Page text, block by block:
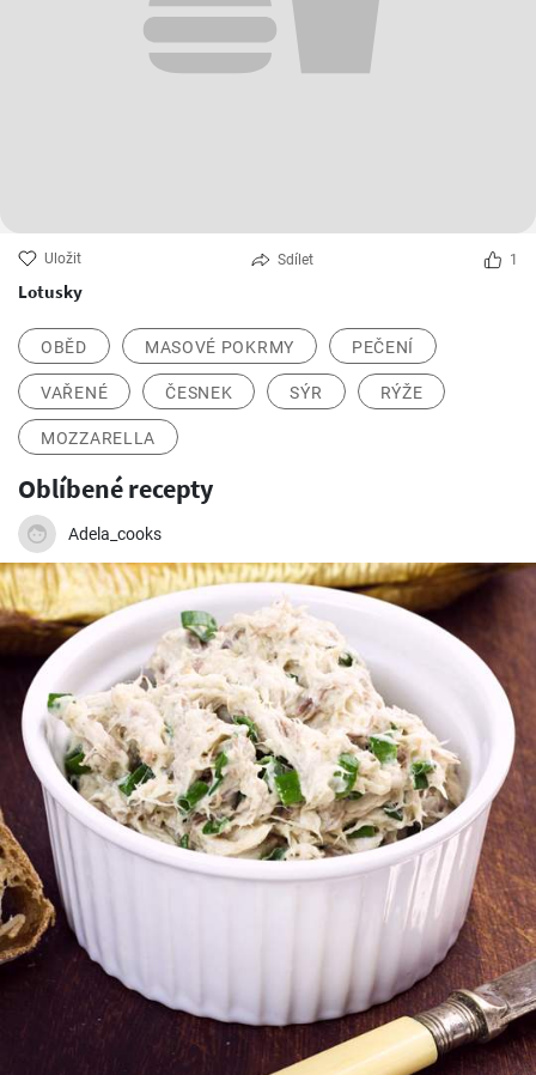
Uložit Sdílet 1
Lotusky
OBĚD MASOVÉ POKRMY PEČENÍ
VAŘENÉ ČESNEK SÝR RÝŽE
MOZZARELLA
Oblíbené recepty
Adela_cooks